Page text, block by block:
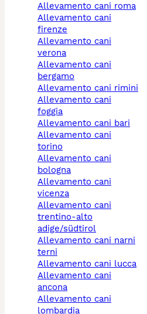
allevamento cani roma
allevamento cani
firenze
allevamento cani
verona
allevamento cani
bergamo
allevamento cani rimini
allevamento cani
foggia
allevamento cani bari
allevamento cani
torino
allevamento cani
bologna
allevamento cani
vicenza
allevamento cani
trentino-alto
adige/südtirol
allevamento cani narni
terni
allevamento cani lucca
allevamento cani
ancona
allevamento cani
lombardia